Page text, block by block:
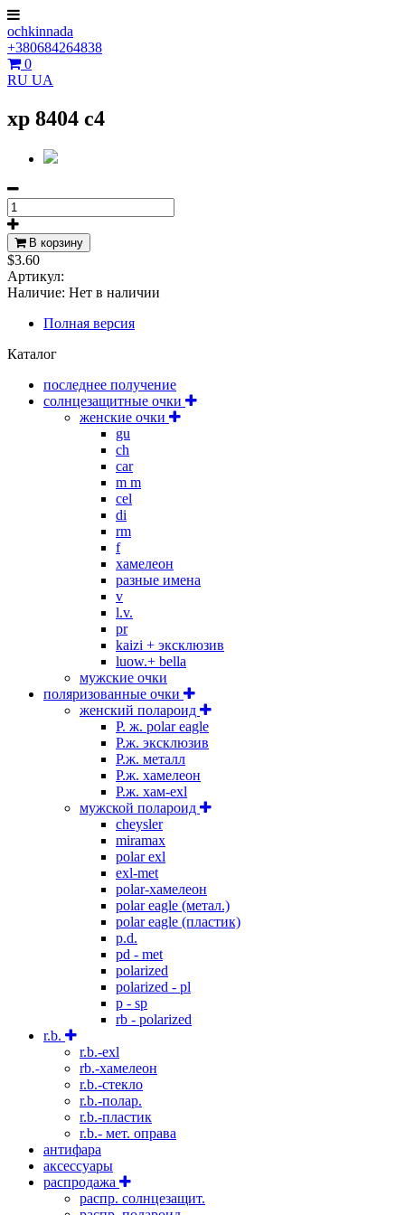
ochkinnada
+380684264838
0
RU UA
xp 8404 c4
В корзину
$3.60
Артикул:
Наличие: Нет в наличии
Полная версия
Каталог
последнее получение
солнцезащитные очки
женские очки
gu
ch
car
m m
cel
di
rm
f
хамелеон
разные имена
v
l.v.
pr
kaizi + эксклюзив
luow.+ bella
мужские очки
поляризованные очки
женский полароид
P. ж. polar eagle
P.ж. эксклюзив
Р.ж. металл
P.ж. хамелеон
Р.ж. хам-exl
мужской полароид
cheysler
miramax
polar exl
exl-met
polar-хамелеон
polar eagle (метал.)
polar eagle (пластик)
p.d.
pd - met
polarized
polarized - pl
p - sp
rb - polarized
r.b.
r.b.-exl
rb.-хамелеон
r.b.-стекло
r.b.-полар.
r.b.-пластик
r.b.- мет. оправа
антифара
аксессуары
распродажа
распр. солнцезащит.